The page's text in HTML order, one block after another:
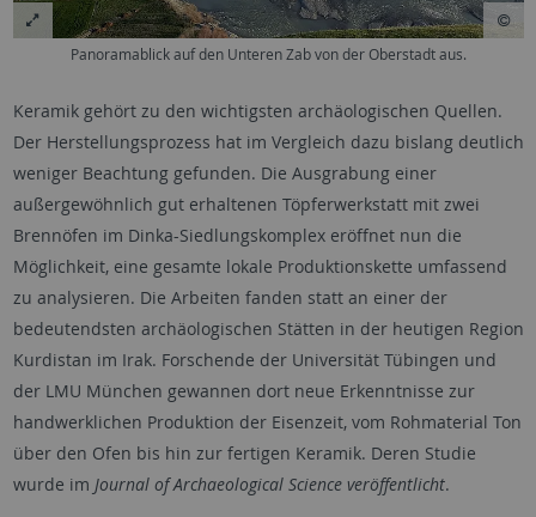
Panoramablick auf den Unteren Zab von der Oberstadt aus.
Keramik gehört zu den wichtigsten archäologischen Quellen.
Der Herstellungsprozess hat im Vergleich dazu bislang deutlich
weniger Beachtung gefunden. Die Ausgrabung einer
außergewöhnlich gut erhaltenen Töpferwerkstatt mit zwei
Brennöfen im Dinka-Siedlungskomplex eröffnet nun die
Möglichkeit, eine gesamte lokale Produktionskette umfassend
zu analysieren. Die Arbeiten fanden statt an einer der
bedeutendsten archäologischen Stätten in der heutigen Region
Kurdistan im Irak. Forschende der Universität Tübingen und
der LMU München gewannen dort neue Erkenntnisse zur
handwerklichen Produktion der Eisenzeit, vom Rohmaterial Ton
über den Ofen bis hin zur fertigen Keramik. Deren Studie
wurde im Journal of Archaeological Science veröffentlicht.